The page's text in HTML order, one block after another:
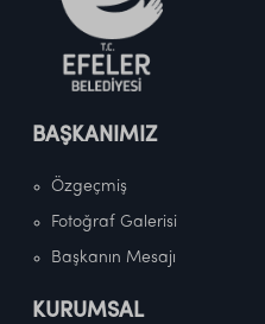
BAŞKANIMIZ
Özgeçmiş
Fotoğraf Galerisi
Başkanın Mesajı
KURUMSAL